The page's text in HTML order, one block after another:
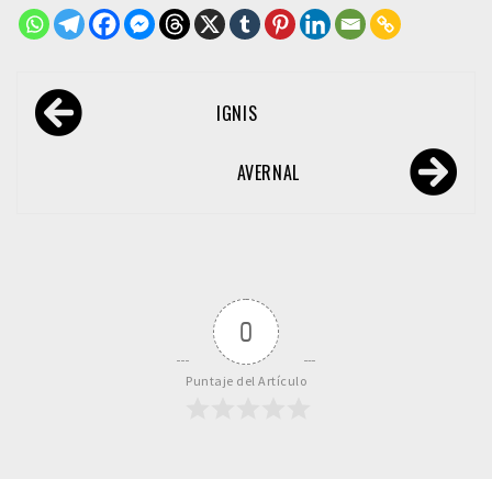
Navegación
de IGNIS
AVERNAL
0
Puntaje del Artículo